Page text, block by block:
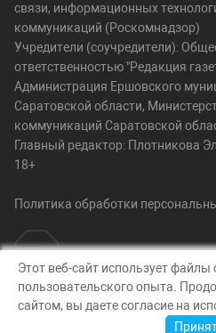
связи, информационных
коммуникаций (Роскомнадзор)
Учредители (соучредители):
ответственностью "Редакция
Администрация Ершовского
Саратовской области,
коммуникаций Саратовской
Главный редактор: Плотникова
18+
Политика обработки
© Степной край64, 2026
Создание сайта — nopreset
Этот веб-сайт использует файлы
пользовательского опыта.
сайтом, вы даете согласие на